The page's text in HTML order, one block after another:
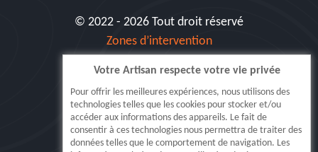
© 2022 - 2026 Tout droit réservé
Zones d’intervention
Siret: 515 062 404 000 30
Votre Artisan respecte votre vie privée
Pour offrir les meilleures expériences, nous utilisons des
technologies telles que les cookies pour stocker et/ou
accéder aux informations des appareils. Le fait de
consentir à ces technologies nous permettra de traiter des
données telles que le comportement de navigation. Les